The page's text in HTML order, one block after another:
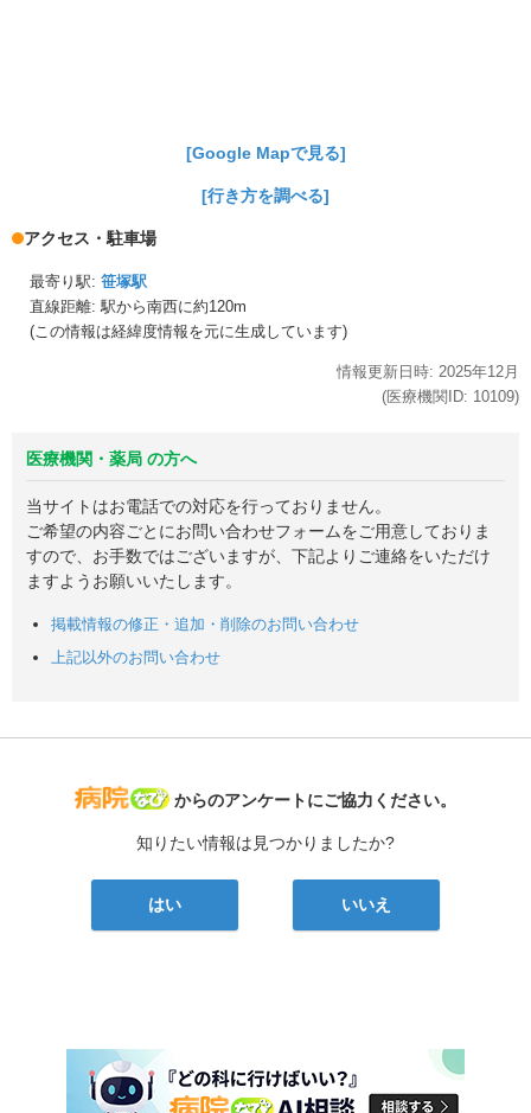
[Google Mapで見る]
[行き方を調べる]
アクセス・駐車場
最寄り駅: 笹塚駅
直線距離: 駅から南西に約120m
(この情報は経緯度情報を元に生成しています)
情報更新日時: 2025年12月
(医療機関ID: 10109)
医療機関・薬局 の方へ
当サイトはお電話での対応を行っておりません。
ご希望の内容ごとにお問い合わせフォームをご用意しておりま
すので、お手数ではございますが、下記よりご連絡をいただけ
ますようお願いいたします。
掲載情報の修正・追加・削除のお問い合わせ
上記以外のお問い合わせ
病院なび
からのアンケートにご協力ください。
知りたい情報は見つかりましたか?
はい いいえ